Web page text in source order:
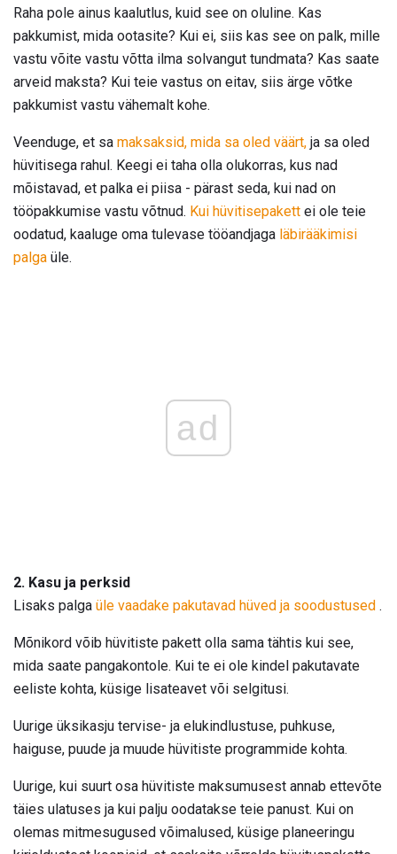
Raha pole ainus kaalutlus, kuid see on oluline. Kas
pakkumist, mida ootasite? Kui ei, siis kas see on palk, mille
vastu võite vastu võtta ilma solvangut tundmata? Kas saate
arveid maksta? Kui teie vastus on eitav, siis ärge võtke
pakkumist vastu vähemalt kohe.
Veenduge, et sa maksaksid, mida sa oled väärt, ja sa oled
hüvitisega rahul. Keegi ei taha olla olukorras, kus nad
mõistavad, et palka ei piisa - pärast seda, kui nad on
tööpakkumise vastu võtnud. Kui hüvitisepakett ei ole teie
oodatud, kaaluge oma tulevase tööandjaga läbirääkimisi
palga üle.
ad
2. Kasu ja perksid
Lisaks palga üle vaadake pakutavad hüved ja soodustused .
Mõnikord võib hüvitiste pakett olla sama tähtis kui see,
mida saate pangakontole. Kui te ei ole kindel pakutavate
eeliste kohta, küsige lisateavet või selgitusi.
Uurige üksikasju tervise- ja elukindlustuse, puhkuse,
haiguse, puude ja muude hüvitiste programmide kohta.
Uurige, kui suurt osa hüvitiste maksumusest annab ettevõte
täies ulatuses ja kui palju oodatakse teie panust. Kui on
olemas mitmesugused võimalused, küsige planeeringu